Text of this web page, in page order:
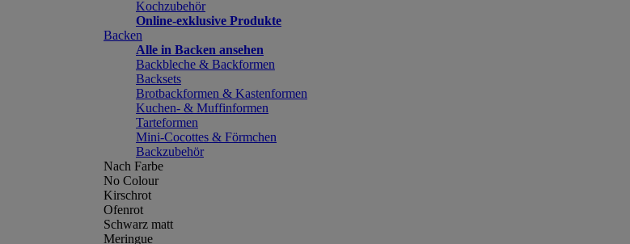
Kochzubehör
Online-exklusive Produkte
Backen
Alle in Backen ansehen
Backbleche & Backformen
Backsets
Brotbackformen & Kastenformen
Kuchen- & Muffinformen
Tarteformen
Mini-Cocottes & Förmchen
Backzubehör
Nach Farbe
No Colour
Kirschrot
Ofenrot
Schwarz matt
Meringue